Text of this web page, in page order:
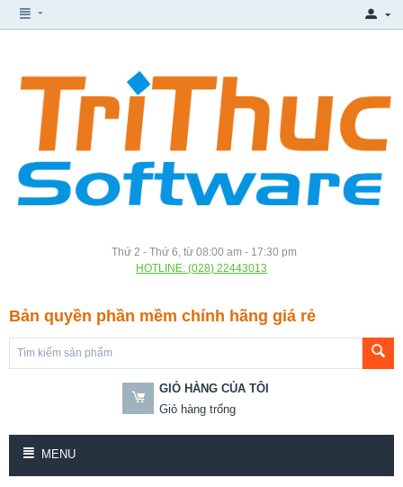
Thứ 2 - Thứ 6, từ 08:00 am - 17:30 pm
HOTLINE: (028) 22443013
Bản quyền phần mềm chính hãng giá rẻ
GIỎ HÀNG CỦA TÔI
Giỏ hàng trống
MENU